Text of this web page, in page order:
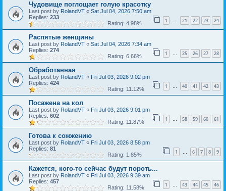
Чудовище поглощает голую красотку
Last post by RolandVT « Sat Jul 04, 2026 7:50 am
Replies: 233 1 … 21 22 23 24
Rating: 4.98%
Распятые женщины
Last post by RolandVT « Sat Jul 04, 2026 7:34 am
Replies: 274 1 … 25 26 27 28
Rating: 6.66%
Обработанная
Last post by RolandVT « Fri Jul 03, 2026 9:02 pm
Replies: 424 1 … 40 41 42 43
Rating: 11.12%
Посажена на кол
Last post by RolandVT « Fri Jul 03, 2026 9:01 pm
Replies: 602 1 … 58 59 60 61
Rating: 11.87%
Готова к сожжению
Last post by RolandVT « Fri Jul 03, 2026 8:58 pm
Replies: 81 1 … 6 7 8 9
Rating: 1.85%
Кажется, кого-то сейчас будут пороть...
Last post by RolandVT « Fri Jul 03, 2026 9:39 am
Replies: 457 1 … 43 44 45 46
Rating: 11.58%